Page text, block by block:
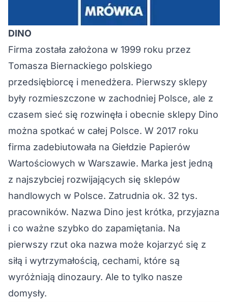
DINO
Firma została założona w 1999 roku przez
Tomasza Biernackiego polskiego
przedsiębiorcę i menedżera. Pierwszy sklepy
były rozmieszczone w zachodniej Polsce, ale z
czasem sieć się rozwinęła i obecnie sklepy Dino
można spotkać w całej Polsce. W 2017 roku
firma zadebiutowała na Giełdzie Papierów
Wartościowych w Warszawie. Marka jest jedną
z najszybciej rozwijających się sklepów
handlowych w Polsce. Zatrudnia ok. 32 tys.
pracowników. Nazwa Dino jest krótka, przyjazna
i co ważne szybko do zapamiętania. Na
pierwszy rzut oka nazwa może kojarzyć się z
siłą i wytrzymałością, cechami, które są
wyróżniają dinozaury. Ale to tylko nasze
domysły.